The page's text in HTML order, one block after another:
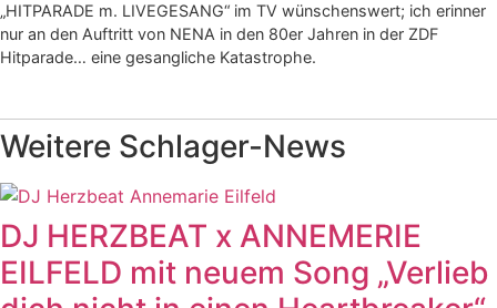
„HITPARADE m. LIVEGESANG“ im TV wünschenswert; ich erinner
nur an den Auftritt von NENA in den 80er Jahren in der ZDF
Hitparade… eine gesangliche Katastrophe.
Weitere Schlager-News
DJ HERZBEAT x ANNEMERIE
EILFELD mit neuem Song „Verlieb